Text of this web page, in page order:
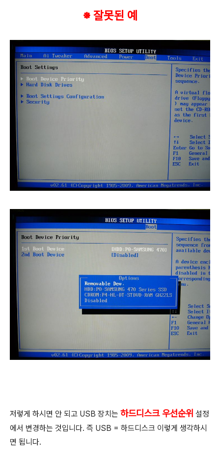
※ 잘못된 예
저렇게 하시면 안 되고 USB 장치는 하드디스크 우선순위 설정
에서 변경하는 것입니다. 즉 USB = 하드디스크 이렇게 생각하시
면 됩니다.